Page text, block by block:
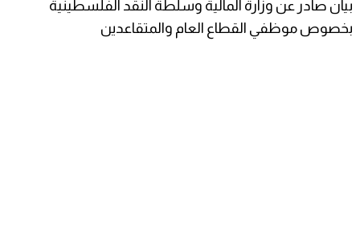
بيان صادر عن وزارة المالية وسلطة النقد الفلسطينية
بخصوص موظفي القطاع العام والمتقاعدين